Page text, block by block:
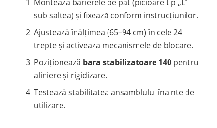
Montează barierele pe pat (picioare tip „L”
sub saltea) și fixează conform instrucțiunilor.
Ajustează înălțimea (65–94 cm) în cele 24
trepte și activează mecanismele de blocare.
Poziționează bara stabilizatoare 140 pentru
aliniere și rigidizare.
Testează stabilitatea ansamblului înainte de
utilizare.